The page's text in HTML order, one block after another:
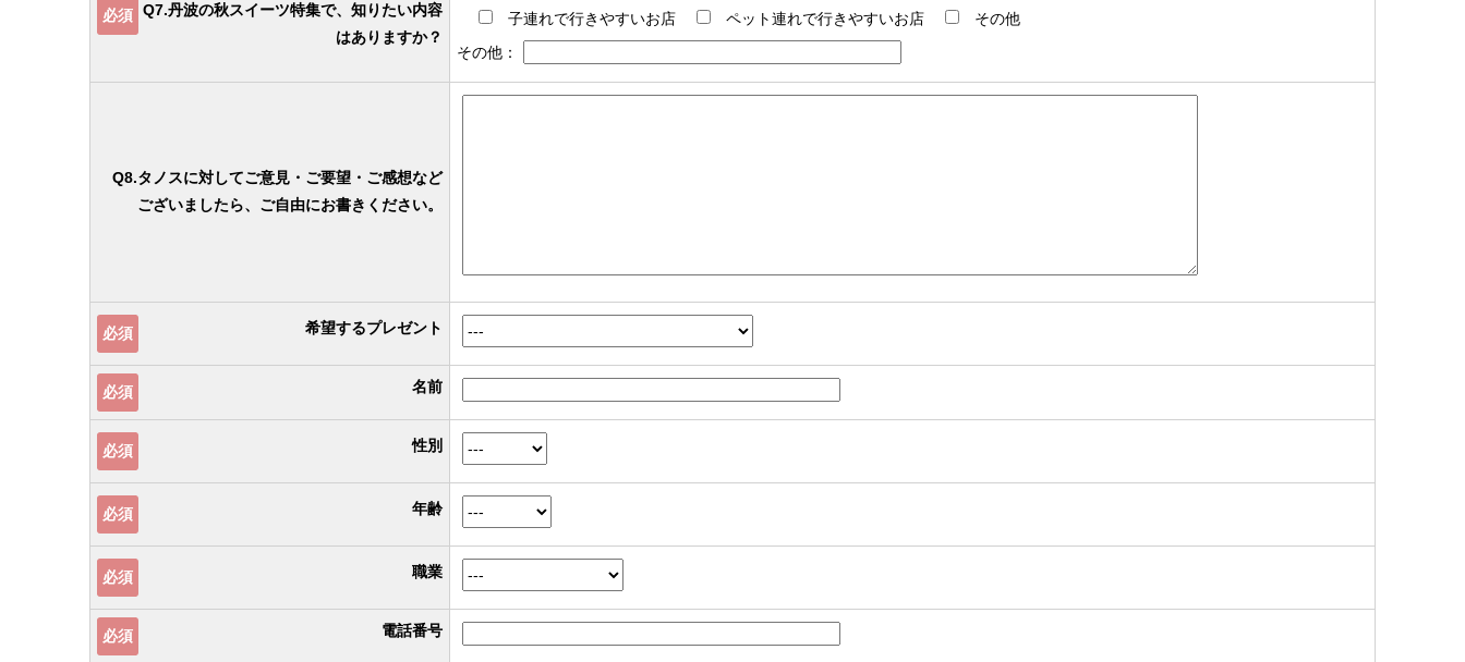
必須 Q7.丹波の秋スイーツ特集で、知りたい内容
はありますか？
子連れで行きやすいお店
ペット連れで行きやすいお店
その他
その他：
Q8.タノスに対してご意見・ご要望・ご感想など
ございましたら、ご自由にお書きください。
必須 希望するプレゼント
必須 名前
必須 性別
必須 年齢
必須 職業
必須 電話番号